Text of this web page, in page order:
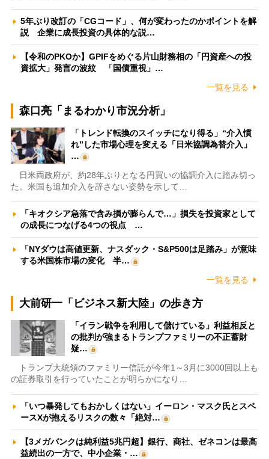
5年ぶり改訂の「CGコード」、何が変わったのかポイントを解
説 企業に成長投資の具体的な説…
【令和のPKOか】GPIFをめぐる片山財務相の「円資産への投
資拡大」発言の波紋 「国債重視」…
一覧を見る
森口亮「まるわかり市況分析」
「トレンド転換のスイッチになり得る」“介入慣
れ”した市場心理を変える「日米協調為替介入」
…
日米両政府が、約28年ぶりとなる円買いの協調介入に踏み切っ
た。米国も追加介入を辞さない姿勢を示して…
「キオクシア急落で含み損が膨らんで…」損失を投資家として
の成長につなげる4つの視点 …
「NYダウは高値更新、ナスダック・S&P500は足踏み」が意味
する米国株市場の変化 半…
一覧を見る
大前研一「ビジネス新大陸」の歩き方
「イラン戦争を利用して儲けている」利益相反と
の批判が強まるトランプファミリーの不正蓄財
疑…
トランプ大統領のファミリー信託が今年1～3月に3000回以上も
の証券取引を行っていたことが明らかになり…
「いつ暴発してもおかしくはない」イーロン・マスク氏とスペ
ースXが抱えるリスクの数々「絶対…
【3メガバンクは純利益5兆円超】銀行、商社、ゼネコンは最高
益続出の一方で、中小企業・…